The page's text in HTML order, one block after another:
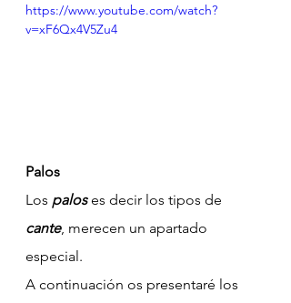
https://www.youtube.com/watch?
v=xF6Qx4V5Zu4
Palos
Los palos es decir los tipos de
cante, merecen un apartado
especial.
A continuación os presentaré los